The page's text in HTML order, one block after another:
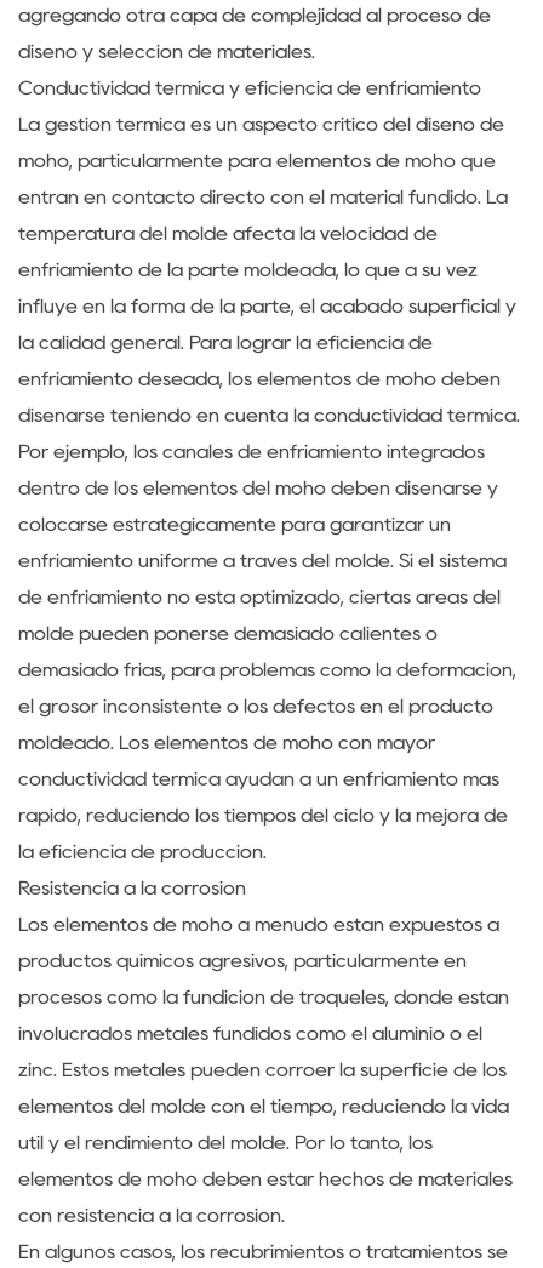
agregando otra capa de complejidad al proceso de
diseño y selección de materiales.
Conductividad térmica y eficiencia de enfriamiento
La gestión térmica es un aspecto crítico del diseño de
moho, particularmente para elementos de moho que
entran en contacto directo con el material fundido. La
temperatura del molde afecta la velocidad de
enfriamiento de la parte moldeada, lo que a su vez
influye en la forma de la parte, el acabado superficial y
la calidad general. Para lograr la eficiencia de
enfriamiento deseada, los elementos de moho deben
diseñarse teniendo en cuenta la conductividad térmica.
Por ejemplo, los canales de enfriamiento integrados
dentro de los elementos del moho deben diseñarse y
colocarse estratégicamente para garantizar un
enfriamiento uniforme a través del molde. Si el sistema
de enfriamiento no está optimizado, ciertas áreas del
molde pueden ponerse demasiado calientes o
demasiado frías, para problemas como la deformación,
el grosor inconsistente o los defectos en el producto
moldeado. Los elementos de moho con mayor
conductividad térmica ayudan a un enfriamiento más
rápido, reduciendo los tiempos del ciclo y la mejora de
la eficiencia de producción.
Resistencia a la corrosión
Los elementos de moho a menudo están expuestos a
productos químicos agresivos, particularmente en
procesos como la fundición de troqueles, donde están
involucrados metales fundidos como el aluminio o el
zinc. Estos metales pueden corroer la superficie de los
elementos del molde con el tiempo, reduciendo la vida
útil y el rendimiento del molde. Por lo tanto, los
elementos de moho deben estar hechos de materiales
con resistencia a la corrosión.
En algunos casos, los recubrimientos o tratamientos se